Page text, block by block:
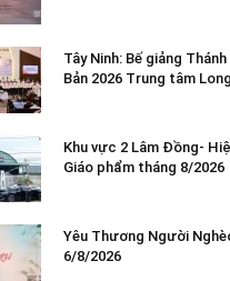
Tây Ninh: Bế giảng Thánh
Bản 2026 Trung tâm
Khu vực 2 Lâm Đồng-
Giáo phẩm tháng 8/2026
Yêu Thương Người
6/8/2026